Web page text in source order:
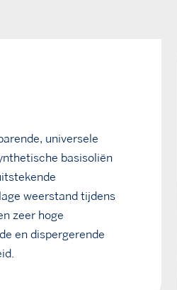
universele
basisoliën
weerstand tijdens
zeer hoge
en dispergerende